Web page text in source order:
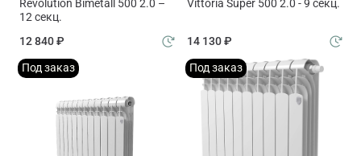
Revolution Bimetall 500 2.0 –
12 секц.
12 840 ₽
Vittoria Super 500 2.0 - 9 секц.
14 130 ₽
Под заказ Под заказ